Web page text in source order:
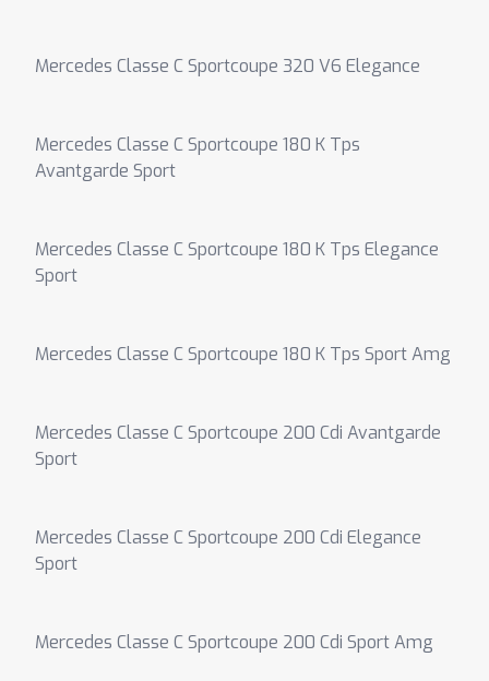
Mercedes Classe C Sportcoupe 320 V6 Elegance
Mercedes Classe C Sportcoupe 180 K Tps
Avantgarde Sport
Mercedes Classe C Sportcoupe 180 K Tps Elegance
Sport
Mercedes Classe C Sportcoupe 180 K Tps Sport Amg
Mercedes Classe C Sportcoupe 200 Cdi Avantgarde
Sport
Mercedes Classe C Sportcoupe 200 Cdi Elegance
Sport
Mercedes Classe C Sportcoupe 200 Cdi Sport Amg